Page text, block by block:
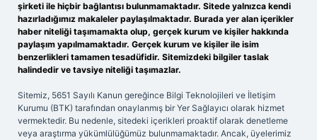
şirketi ile hiçbir bağlantısı bulunmamaktadır. Sitede yalnızca kendi
hazırladığımız makaleler paylaşılmaktadır. Burada yer alan içerikler
haber niteliği taşımamakta olup, gerçek kurum ve kişiler hakkında
paylaşım yapılmamaktadır. Gerçek kurum ve kişiler ile isim
benzerlikleri tamamen tesadüfidir. Sitemizdeki bilgiler taslak
halindedir ve tavsiye niteliği taşımazlar.
Sitemiz, 5651 Sayılı Kanun gereğince Bilgi Teknolojileri ve İletişim
Kurumu (BTK) tarafından onaylanmış bir Yer Sağlayıcı olarak hizmet
vermektedir. Bu nedenle, sitedeki içerikleri proaktif olarak denetleme
veya araştırma yükümlülüğümüz bulunmamaktadır. Ancak, üyelerimiz